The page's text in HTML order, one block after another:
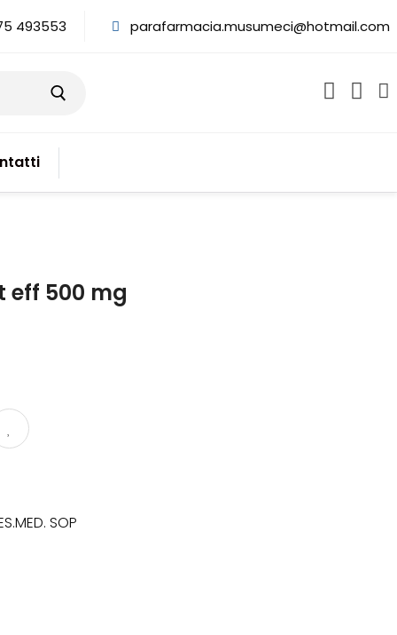
493553 parafarmacia.musumeci@hotmail.com
eff 500 mg
SOP